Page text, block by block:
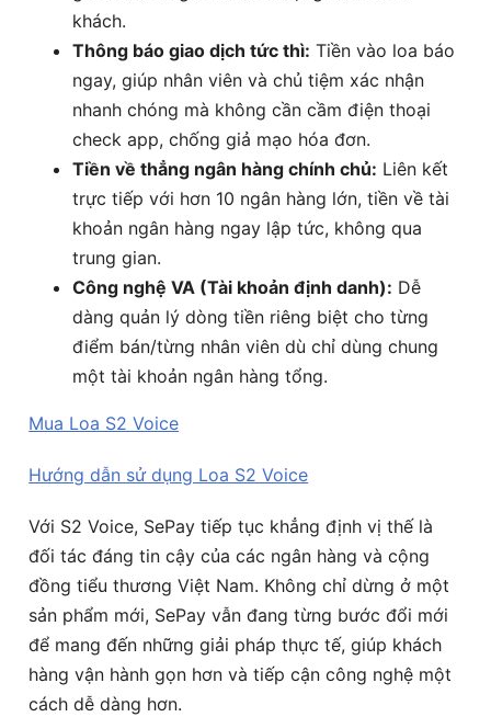
khách.
Thông báo giao dịch tức thì: Tiền vào loa báo
ngay, giúp nhân viên và chủ tiệm xác nhận
nhanh chóng mà không cần cầm điện thoại
check app, chống giả mạo hóa đơn.
Tiền về thẳng ngân hàng chính chủ: Liên kết
trực tiếp với hơn 10 ngân hàng lớn, tiền về tài
khoản ngân hàng ngay lập tức, không qua
trung gian.
Công nghệ VA (Tài khoản định danh): Dễ
dàng quản lý dòng tiền riêng biệt cho từng
điểm bán/từng nhân viên dù chỉ dùng chung
một tài khoản ngân hàng tổng.
Mua Loa S2 Voice
Hướng dẫn sử dụng Loa S2 Voice
Với S2 Voice, SePay tiếp tục khẳng định vị thế là
đối tác đáng tin cậy của các ngân hàng và cộng
đồng tiểu thương Việt Nam. Không chỉ dừng ở một
sản phẩm mới, SePay vẫn đang từng bước đổi mới
để mang đến những giải pháp thực tế, giúp khách
hàng vận hành gọn hơn và tiếp cận công nghệ một
cách dễ dàng hơn.